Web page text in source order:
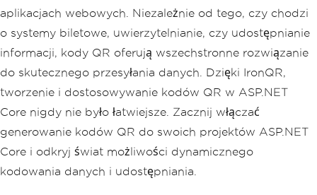
aplikacjach webowych. Niezależnie od tego, czy chodzi
o systemy biletowe, uwierzytelnianie, czy udostępnianie
informacji, kody QR oferują wszechstronne rozwiązanie
do skutecznego przesyłania danych. Dzięki IronQR,
tworzenie i dostosowywanie kodów QR w ASP.NET
Core nigdy nie było łatwiejsze. Zacznij włączać
generowanie kodów QR do swoich projektów ASP.NET
Core i odkryj świat możliwości dynamicznego
kodowania danych i udostępniania.